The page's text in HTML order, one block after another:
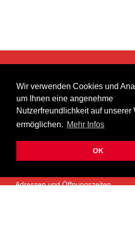
Wir verwenden Cookies und
um Ihnen eine angenehme
Nutzerfreundlichkeit auf unserer
ermöglichen. Mehr Infos
OK
heer musik ag
Lättenstrasse 35
8952 Schlieren
info@heermusic.com
ÜBER UNS
Adressen und Öffnungszeiten